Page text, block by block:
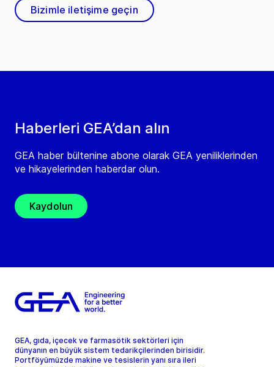
Haberleri GEA’dan alın
GEA haber bültenine abone olarak GEA yeniliklerinden
ve hikayelerinden haberdar olun.
Kaydolun
Bizimle iletişime geçin
GEA, gıda, içecek ve farmasötik sektörleri için
dünyanın en büyük sistem tedarikçilerinden birisidir.
Portföyümüzde makine ve tesislerin yanı sıra ileri